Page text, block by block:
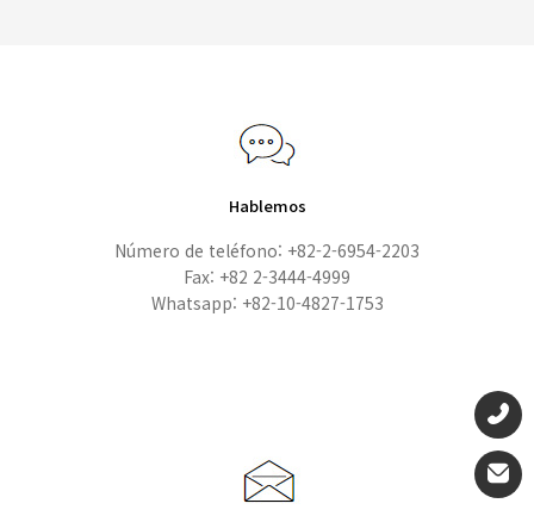
Hablemos
Número de teléfono: +82-2-6954-2203
Fax: +82 2-3444-4999
Whatsapp: +82-10-4827-1753